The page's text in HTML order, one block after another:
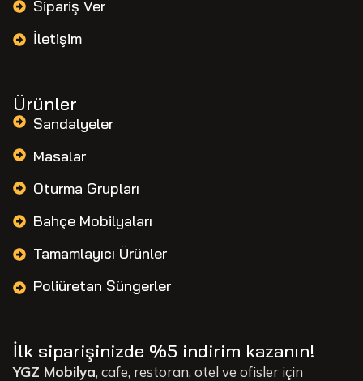
Sipariş Ver
İletişim
Ürünler
Sandalyeler
Masalar
Oturma Grupları
Bahçe Mobilyaları
Tamamlayıcı Ürünler
Poliüretan Süngerler
İlk siparişinizde %5 indirim kazanın!
YGZ Mobilya, cafe, restoran, otel ve ofisler için